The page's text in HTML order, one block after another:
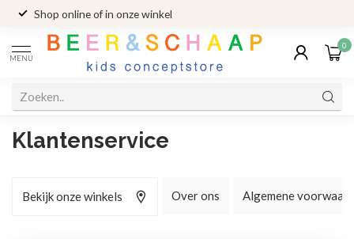
Shop online of in onze winkel
MENU
0
Klantenservice
Bekijk onze winkels Over ons Algemene